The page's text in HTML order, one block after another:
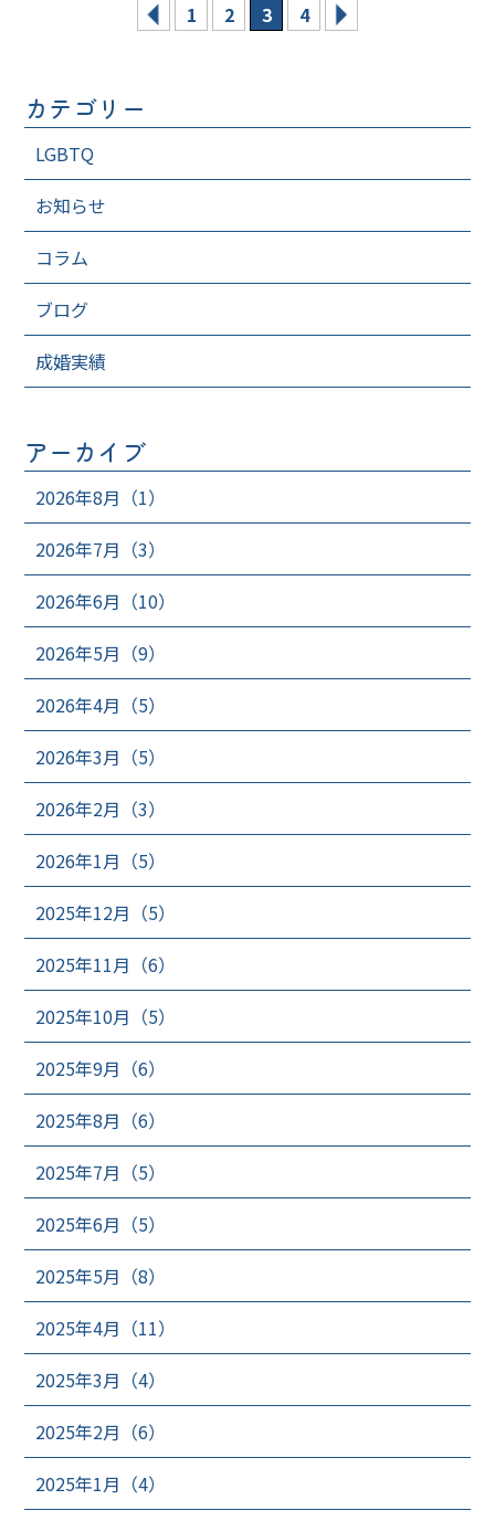
1 2 3 4
カテゴリー
LGBTQ
お知らせ
コラム
ブログ
成婚実績
アーカイブ
2026年8月（1）
2026年7月（3）
2026年6月（10）
2026年5月（9）
2026年4月（5）
2026年3月（5）
2026年2月（3）
2026年1月（5）
2025年12月（5）
2025年11月（6）
2025年10月（5）
2025年9月（6）
2025年8月（6）
2025年7月（5）
2025年6月（5）
2025年5月（8）
2025年4月（11）
2025年3月（4）
2025年2月（6）
2025年1月（4）